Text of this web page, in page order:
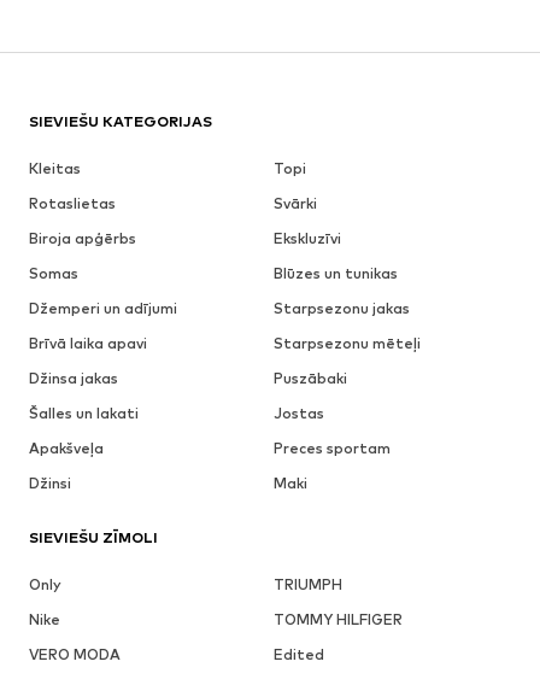
SIEVIEŠU KATEGORIJAS
Kleitas
Topi
Rotaslietas
Svārki
Biroja apģērbs
Ekskluzīvi
Somas
Blūzes un tunikas
Džemperi un adījumi
Starpsezonu jakas
Brīvā laika apavi
Starpsezonu mēteļi
Džinsa jakas
Puszābaki
Šalles un lakati
Jostas
Apakšveļa
Preces sportam
Džinsi
Maki
SIEVIEŠU ZĪMOLI
Only
TRIUMPH
Nike
TOMMY HILFIGER
VERO MODA
Edited